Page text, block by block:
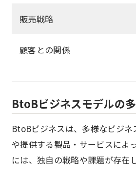
販売戦略
顧客との関係
BtoBビジネスモデルの
BtoBビジネスは、多様なビジ
や提供する製品・サービスによ
には、独自の戦略や課題が存在し